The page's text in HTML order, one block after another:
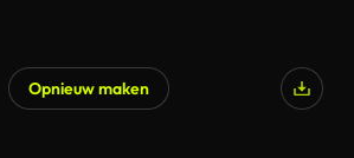
Opnieuw maken